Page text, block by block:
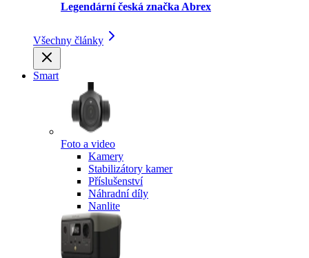
Legendární česká značka Abrex
Všechny články
Smart
Foto a video
Kamery
Stabilizátory kamer
Příslušenství
Náhradní díly
Nanlite